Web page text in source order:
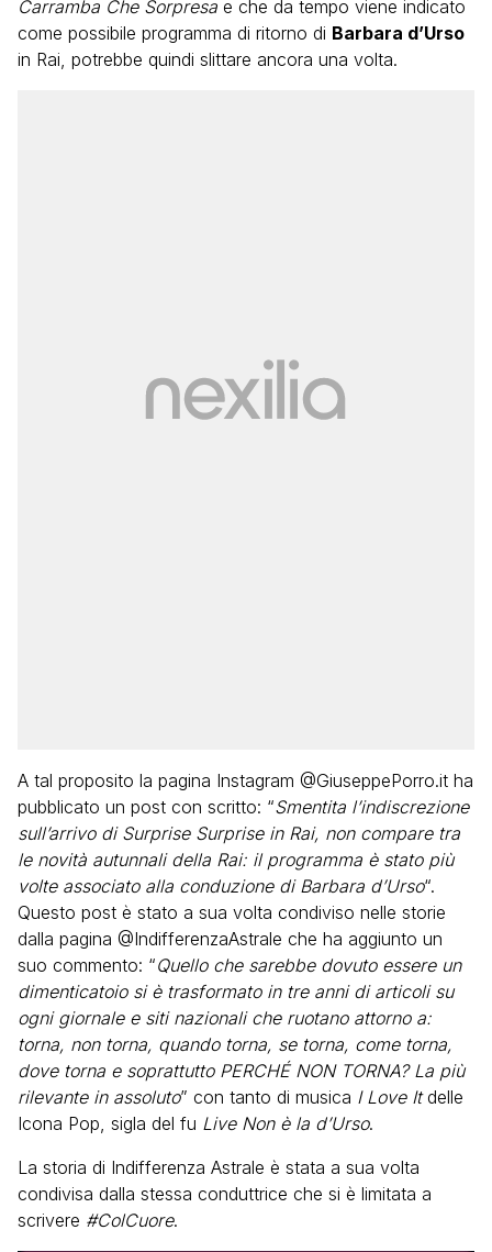
Carramba Che Sorpresa e che da tempo viene indicato
come possibile programma di ritorno di Barbara d’Urso
in Rai, potrebbe quindi slittare ancora una volta.
A tal proposito la pagina Instagram @GiuseppePorro.it ha
pubblicato un post con scritto: “Smentita l’indiscrezione
sull’arrivo di Surprise Surprise in Rai, non compare tra
le novità autunnali della Rai: il programma è stato più
volte associato alla conduzione di Barbara d’Urso“.
Questo post è stato a sua volta condiviso nelle storie
dalla pagina @IndifferenzaAstrale che ha aggiunto un
suo commento: “Quello che sarebbe dovuto essere un
dimenticatoio si è trasformato in tre anni di articoli su
ogni giornale e siti nazionali che ruotano attorno a:
torna, non torna, quando torna, se torna, come torna,
dove torna e soprattutto PERCHÉ NON TORNA? La più
rilevante in assoluto” con tanto di musica I Love Itdelle
Icona Pop, sigla del fu Live Non è la d’Urso.
La storia di Indifferenza Astrale è stata a sua volta
condivisa dalla stessa conduttrice che si è limitata a
scrivere #ColCuore.